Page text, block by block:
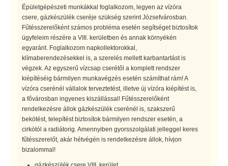
Épületgépészeti munkákkal foglalkozom, legyen az vízóra
csere, gázkészülék cseréje szükség szerint Józsefvárosban.
Fűtésszerelőként számos probléma esetén segítséget biztosítok
ügyfeleim részére a VIII. kerületben és annak környékén
egyaránt. Foglalkozom napkollektorokkal,
klímaberendezésekkel is, a szerelés mellett karbantartást is
végzek. Az egyszerű vízcsap cserétől a komplett rendszer
kiépítéséig bármilyen munkavégzés esetén számíthat rám! A
vízóra cserénél vállalok terveztetést, illetve új vízóra kiépítést is,
a fővárosban ingyenes kiszállással! Fűtésszerelőként
rendelkezésre állok gázkészülék cserénél is, szakszerű
bekötést, telepítést biztosítok bármilyen rendszer esetén, a
cirkótól a radiátorig. Amennyiben gyorsszolgálati jelleggel keres
fűtésszerelőt, akár hétvégén is rendelkezésre állok, hívjon
bizalommal!